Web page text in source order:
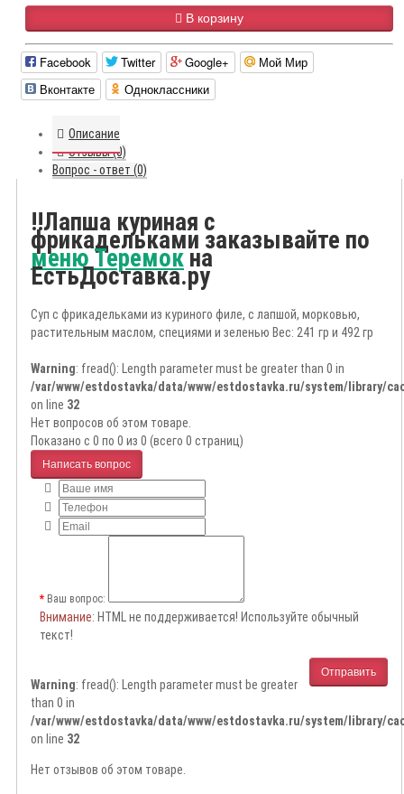
В корзину
Facebook Twitter Google+
Мой Мир
Вконтакте
Одноклассники
Описание
Отзывы (0)
Вопрос - ответ (0)
!!Лапша куриная с
фрикадельками заказывайте по
меню Теремокна
ЕстьДоставка.ру
Суп с фрикадельками из куриного филе, с лапшой, морковью,
растительным маслом, специями и зеленью Вес: 241 гр и 492 гр
Warning: fread(): Length parameter must be greater than 0 in
/var/www/estdostavka/data/www/estdostavka.ru/system/library/
on line 32
Нет вопросов об этом товаре.
Показано с 0 по 0 из 0 (всего 0 страниц)
Написать вопрос
Ваш вопрос:
Внимание: HTML не поддерживается! Используйте обычный
текст!
Отправить
Warning: fread(): Length parameter must be greater
than 0 in
/var/www/estdostavka/data/www/estdostavka.ru/system/library/
on line 32
Нет отзывов об этом товаре.